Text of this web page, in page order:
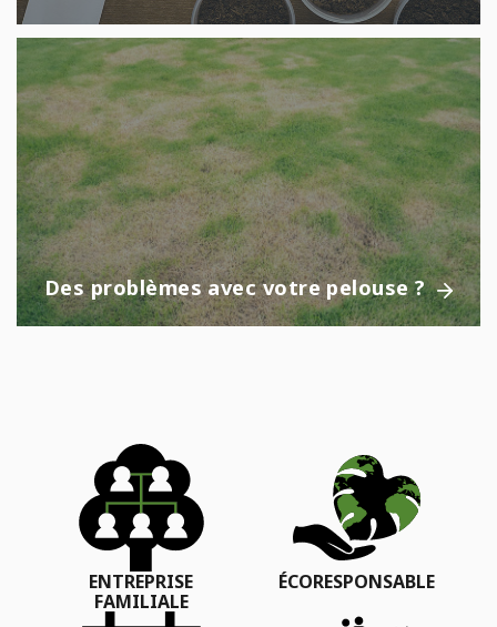
Des problèmes avec votre pelouse ?
ENTREPRISE
FAMILIALE
ÉCORESPONSABLE